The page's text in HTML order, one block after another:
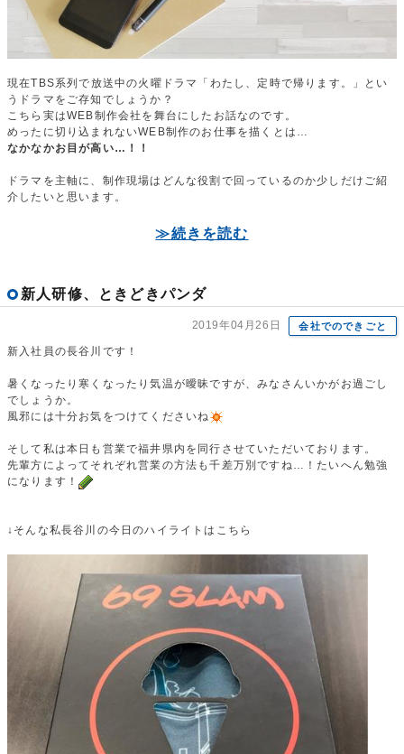
現在TBS系列で放送中の火曜ドラマ「わたし、定時で帰ります。」とい
うドラマをご存知でしょうか？
こちら実はWEB制作会社を舞台にしたお話なのです。
めったに切り込まれないWEB制作のお仕事を描くとは…
なかなかお目が高い…！！
ドラマを主軸に、制作現場はどんな役割で回っているのか少しだけご紹
介したいと思います。
≫続きを読む
新人研修、ときどきパンダ
2019年04月26日 会社でのできごと
新入社員の長谷川です！
暑くなったり寒くなったり気温が曖昧ですが、みなさんいかがお過ごし
でしょうか。
風邪には十分お気をつけてくださいね
そして私は本日も営業で福井県内を同行させていただいております。
先輩方によってそれぞれ営業の方法も千差万別ですね…！たいへん勉強
になります！
↓そんな私長谷川の今日のハイライトはこちら